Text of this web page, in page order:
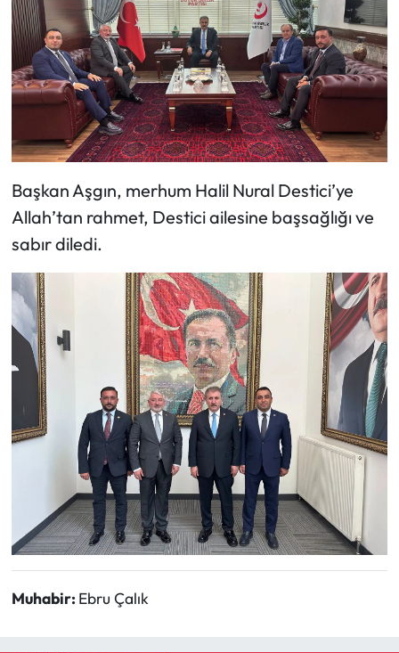
Başkan Aşgın, merhum Halil Nural Destici’ye
Allah’tan rahmet, Destici ailesine başsağlığı ve
sabır diledi.
Muhabir: Ebru Çalık
Otomotiv
Resmi İlan
Resmi Reklam
Siyaset
Sungurlu Haberleri
Turizm
Uğurludağ Haberleri
Yaşam
Yayla Haber
Yemek Tarifleri